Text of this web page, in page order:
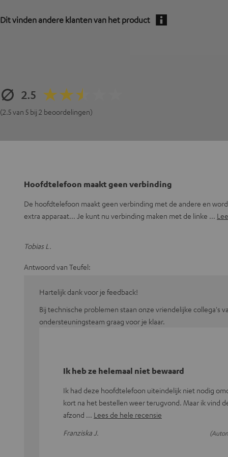
Dit vinden andere klanten van het product
2.5
(2.5 van 5 bij 2 beoordelingen)
Hoofdtelefoon maakt geen verbinding
De hoofdtelefoon maakt geen verbinding met de andere en
extra apparaat... Je kunt nu verbinding maken met de linke
Tobias L.
Antwoord van Teufel:
Hartelijk dank voor je feedback!
Bij technische problemen staan onze vriendelijke collega's
ondersteuningsteam graag voor je klaar.
Ik heb ze helemaal niet bewaard
Ik had deze hoofdtelefoon uiteindelijk niet nodig
kort na het bestellen weer terugvond. Maar ik vind
afzond
Lees de hele recensie
Franziska J.